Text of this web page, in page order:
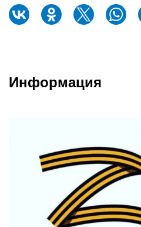
Информация